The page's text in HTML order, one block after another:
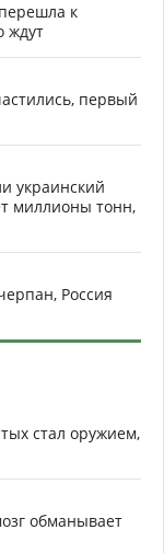
к
ждут
первый
украинский
миллионы тонн,
Россия
стал оружием,
обманывает